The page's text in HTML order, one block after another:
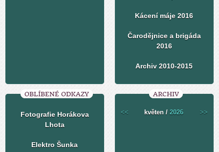
Kácení máje 2016
Čarodějnice a brigáda
2016
Archiv 2010-2015
OBLÍBENÉ ODKAZY
Fotografie Horákova
Lhota
Elektro Šunka
ARCHIV
<< květen /2026 >>